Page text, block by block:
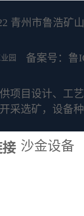
青州市鲁浩矿
园 备案号：鲁
项目设计、工
采选矿，设备
沙金设备